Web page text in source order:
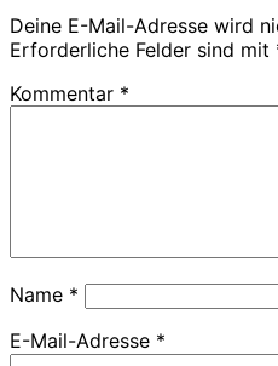
Deine E-Mail-Adresse wird
Erforderliche Felder sind mit
Kommentar *
Name *
E-Mail-Adresse *